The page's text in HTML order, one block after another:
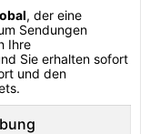
, der eine
Sendungen
Ihre
Sie erhalten sofort
und den